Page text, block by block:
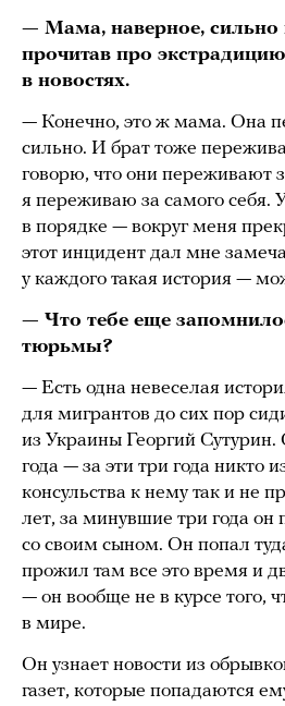
— Мама, наверное, сильно
прочитав про
в новостях.
— Конечно, это ж мама. Она
сильно. И брат тоже
говорю, что они переживают
я переживаю за самого себя.
в порядке — вокруг меня
этот инцидент дал мне
у каждого такая история —
— Что тебе еще
тюрьмы?
— Есть одна невеселая
для мигрантов до сих пор
из Украины Георгий
года — за эти три года никто
консульства к нему так и не
лет, за минувшие три года он
со своим сыном. Он попал
прожил там все это время и
— он вообще не в курсе того,
в мире.
Он узнает новости из
газет, которые попадаются